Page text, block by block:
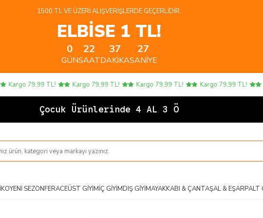
1500 TL VE ÜZERI ALIŞVERIŞLERDE GEÇERLIDIR.
ELBİSE 1 TL!
0
GÜN
22
SAAT
37
DAKIKA
27
SANIYE
79,99 TL! Kargo 79,99 TL! Kargo 79,99 TL! Kargo 79,99 TL!
Çocuk Ürünlerinde 4 AL 3 ÖDE!
YENI SEZONFERACEÜST GIYIMİÇ GIYIMDIŞ GIYIMAYAKKABI & ÇANTAŞAL & EŞARPALT